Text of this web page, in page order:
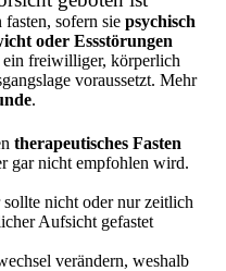
sofern sie psychisch
oder Essstörungen
ein freiwilliger, körperlich
voraussetzt. Mehr
.
therapeutisches Fasten
gar nicht empfohlen wird.
sollte nicht oder nur zeitlich
Aufsicht gefastet
verändern, weshalb